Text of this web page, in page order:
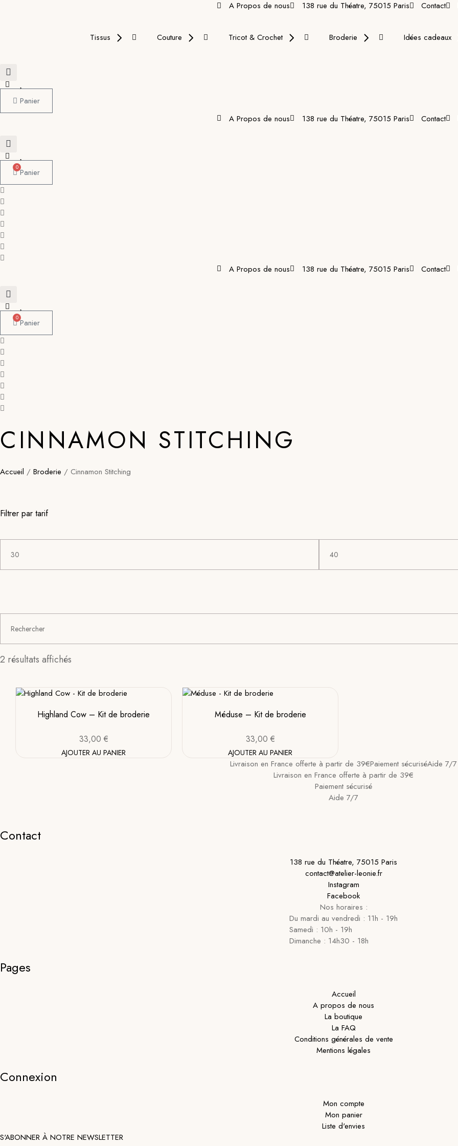
A Propos de nous 138 rue du Théatre, 75015 Paris Contact
Tissus Couture Tricot & Crochet Broderie Idées cadeaux
Panier
A Propos de nous
138 rue du Théatre, 75015 Paris Contact
0 Panier
A Propos de nous 138 rue du Théatre, 75015 Paris Contact
0 Panier
CINNAMON STITCHING
Accueil / Broderie / Cinnamon Stitching
Filtrer par tarif
min
max
Search
2 résultats affichés
au
ancien
Highland Cow – Kit de broderie
33,00 €
AJOUTER AU PANIER
Méduse – Kit de broderie
33,00 €
AJOUTER AU PANIER
Livraison en France offerte à partir de 39€Paiement sécuriséAide 7/7
Livraison en France offerte à partir de 39€
Paiement sécurisé
Aide 7/7
Contact
138 rue du Théatre, 75015 Paris
contact@atelier-leonie.fr
Instagram
Facebook
Nos horaires :
Du mardi au vendredi : 11h - 19h
Samedi : 10h - 19h
Dimanche : 14h30 - 18h
Pages
Accueil
A propos de nous
La boutique
La FAQ
Conditions générales de vente
Mentions légales
Connexion
Mon compte
Mon panier
Liste d'envies
S'ABONNER À NOTRE NEWSLETTER